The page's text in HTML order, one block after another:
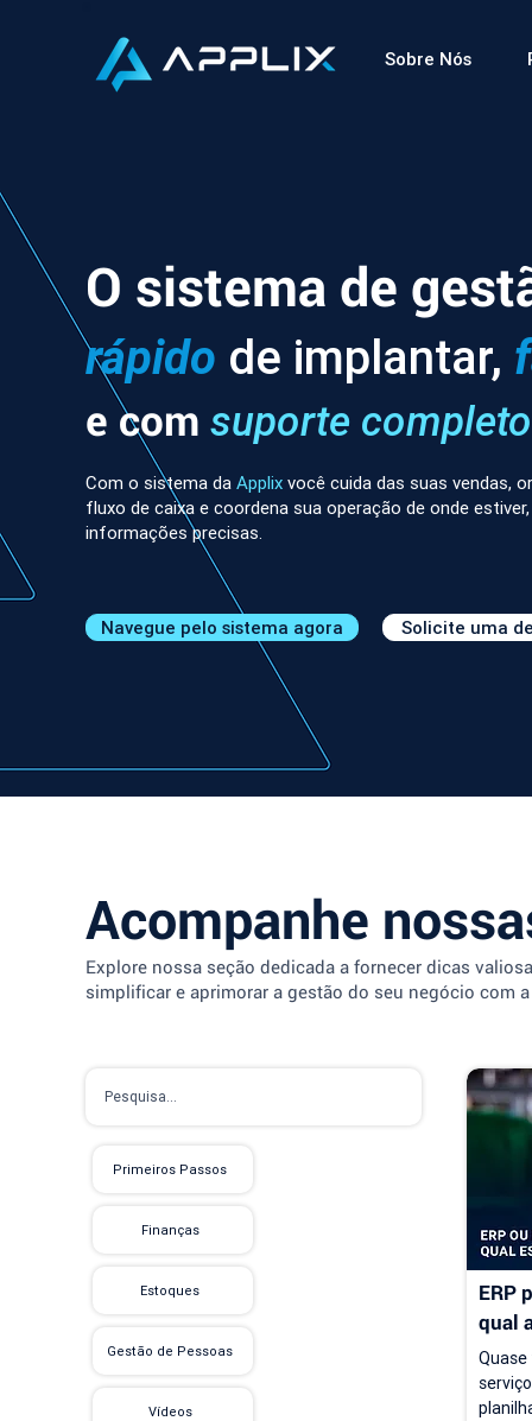
Sobre Nós
Com o sistema da Applix você cuida das suas vendas,
fluxo de caixa e coordena sua operação de onde
informações precisas.
Navegue pelo sistema agora Solicite uma
O sistema de
rápido de implantar,
e com suporte completo
Acompanhe
Explore nossa seção dedicada a fornecer dicas
simplificar e aprimorar a gestão do seu negócio com
Primeiros Passos
Finanças
Estoques
Gestão de Pessoas
Vídeos
ERP
qual